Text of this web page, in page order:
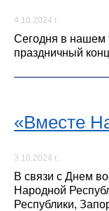
4.10.2024 г.
Сегодня в нашем
праздничный
«Вместе
3.10.2024 г.
В связи с Днем
Народной
Республики,